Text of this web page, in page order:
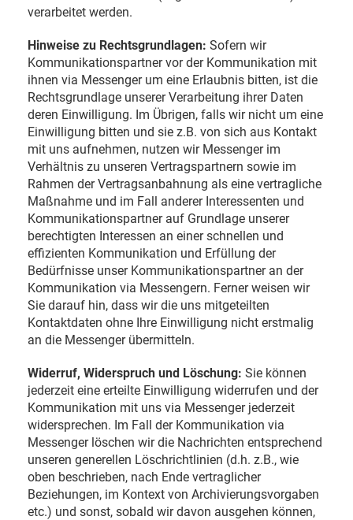
verarbeitet werden.
Hinweise zu Rechtsgrundlagen: Sofern wir
Kommunikationspartner vor der Kommunikation mit
ihnen via Messenger um eine Erlaubnis bitten, ist die
Rechtsgrundlage unserer Verarbeitung ihrer Daten
deren Einwilligung. Im Übrigen, falls wir nicht um eine
Einwilligung bitten und sie z.B. von sich aus Kontakt
mit uns aufnehmen, nutzen wir Messenger im
Verhältnis zu unseren Vertragspartnern sowie im
Rahmen der Vertragsanbahnung als eine vertragliche
Maßnahme und im Fall anderer Interessenten und
Kommunikationspartner auf Grundlage unserer
berechtigten Interessen an einer schnellen und
effizienten Kommunikation und Erfüllung der
Bedürfnisse unser Kommunikationspartner an der
Kommunikation via Messengern. Ferner weisen wir
Sie darauf hin, dass wir die uns mitgeteilten
Kontaktdaten ohne Ihre Einwilligung nicht erstmalig
an die Messenger übermitteln.
Widerruf, Widerspruch und Löschung: Sie können
jederzeit eine erteilte Einwilligung widerrufen und der
Kommunikation mit uns via Messenger jederzeit
widersprechen. Im Fall der Kommunikation via
Messenger löschen wir die Nachrichten entsprechend
unseren generellen Löschrichtlinien (d.h. z.B., wie
oben beschrieben, nach Ende vertraglicher
Beziehungen, im Kontext von Archivierungsvorgaben
etc.) und sonst, sobald wir davon ausgehen können,